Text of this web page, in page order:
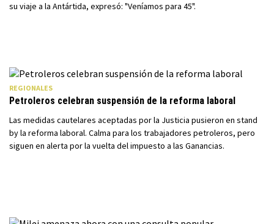
su viaje a la Antártida, expresó: "Veníamos para 45".
REGIONALES
Petroleros celebran suspensión de la reforma laboral
Las medidas cautelares aceptadas por la Justicia pusieron en stand
by la reforma laboral. Calma para los trabajadores petroleros, pero
siguen en alerta por la vuelta del impuesto a las Ganancias.